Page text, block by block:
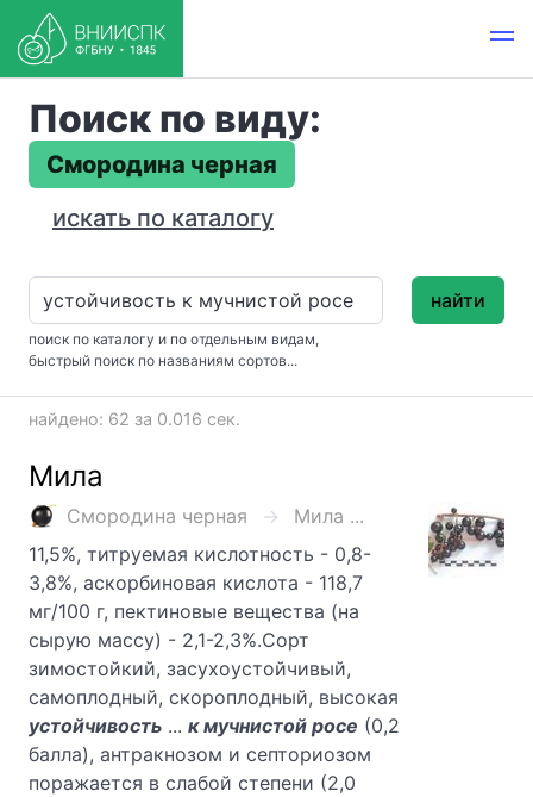
Поиск по виду:
Смородина черная
искать по каталогу
поиск по каталогу и по отдельным видам,
быстрый поиск по названиям сортов...
найти
найдено: 62 за 0.016 сек.
Мила
Смородина черная
Мила ...
11,5%, титруемая кислотность - 0,8-
3,8%, аскорбиновая кислота - 118,7
мг/100 г, пектиновые вещества (на
сырую массу) - 2,1-2,3%.Сорт
зимостойкий, засухоустойчивый,
самоплодный, скороплодный, высокая
устойчивость ... к мучнистой росе (0,2
балла), антракнозом и септориозом
поражается в слабой степени (2,0